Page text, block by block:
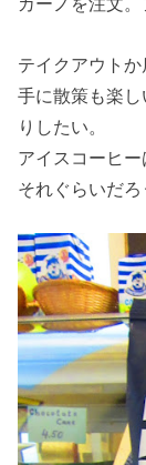
テイクアウト
手に散策も楽
りしたい。
アイスコーヒ
それぐらいだろ